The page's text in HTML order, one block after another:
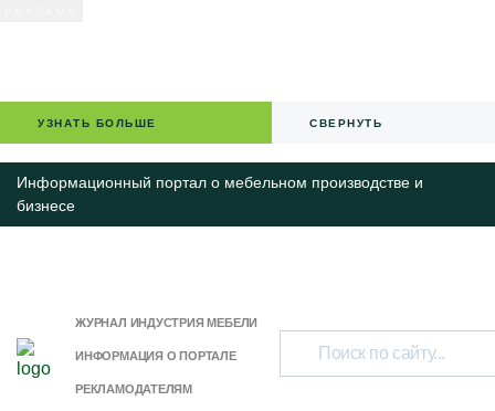
УЗНАТЬ БОЛЬШЕ СВЕРНУТЬ
Информационный портал о мебельном производстве и
бизнесе
ЖУРНАЛ ИНДУСТРИЯ МЕБЕЛИ
ИНФОРМАЦИЯ О ПОРТАЛЕ
РЕКЛАМОДАТЕЛЯМ